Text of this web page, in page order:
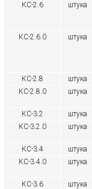
КС-2.6 штука
КС-2.6.0 штука
КС-2.8 штука
КС-2.8.0
штука
КС-3.2 штука
КС-3.2.0
штука
КС-3.4 штука
КС-3.4.0
штука
КС-3.6 штука